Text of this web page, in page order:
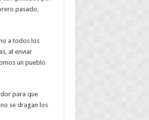
pasado,
a todos los
al enviar
un pueblo
para que
se dragan los